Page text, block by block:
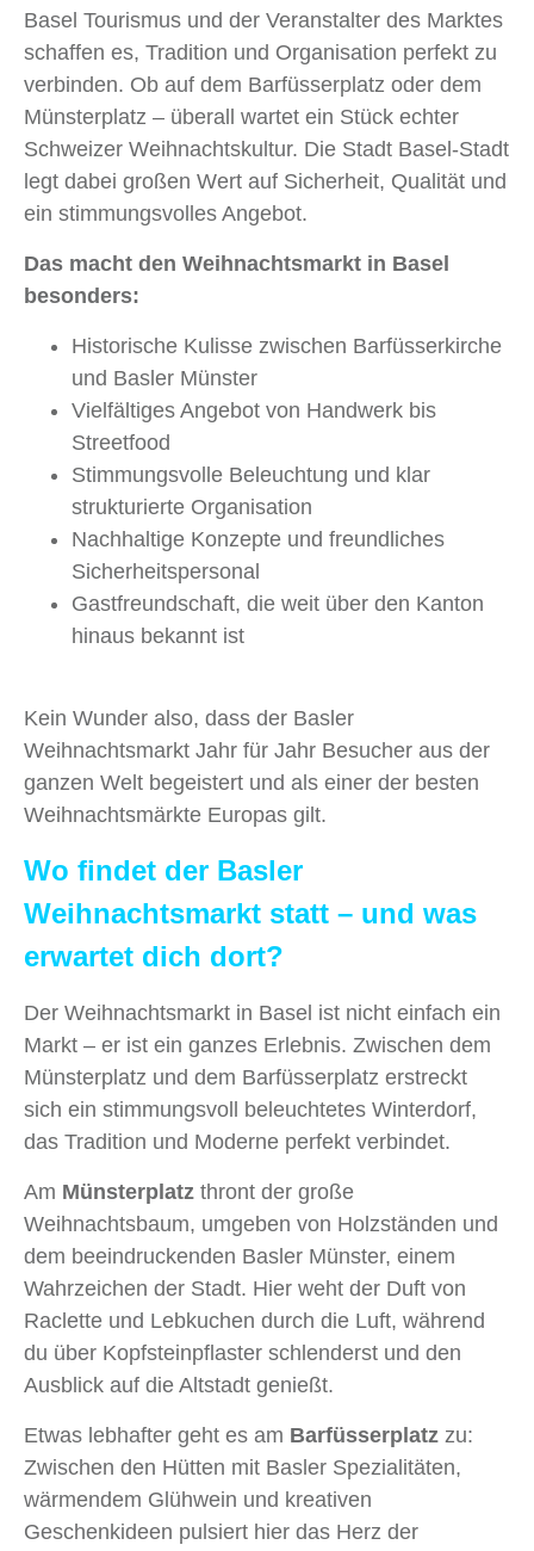
Basel Tourismus und der Veranstalter des Marktes
schaffen es, Tradition und Organisation perfekt zu
verbinden. Ob auf dem Barfüsserplatz oder dem
Münsterplatz – überall wartet ein Stück echter
Schweizer Weihnachtskultur. Die Stadt Basel-Stadt
legt dabei großen Wert auf Sicherheit, Qualität und
ein stimmungsvolles Angebot.
Das macht den Weihnachtsmarkt in Basel
besonders:
Historische Kulisse zwischen Barfüsserkirche
und Basler Münster
Vielfältiges Angebot von Handwerk bis
Streetfood
Stimmungsvolle Beleuchtung und klar
strukturierte Organisation
Nachhaltige Konzepte und freundliches
Sicherheitspersonal
Gastfreundschaft, die weit über den Kanton
hinaus bekannt ist
Kein Wunder also, dass der Basler
Weihnachtsmarkt Jahr für Jahr Besucher aus der
ganzen Welt begeistert und als einer der besten
Weihnachtsmärkte Europas gilt.
Wo findet der Basler
Weihnachtsmarkt statt – und was
erwartet dich dort?
Der Weihnachtsmarkt in Basel ist nicht einfach ein
Markt – er ist ein ganzes Erlebnis. Zwischen dem
Münsterplatz und dem Barfüsserplatz erstreckt
sich ein stimmungsvoll beleuchtetes Winterdorf,
das Tradition und Moderne perfekt verbindet.
Am Münsterplatz thront der große
Weihnachtsbaum, umgeben von Holzständen und
dem beeindruckenden Basler Münster, einem
Wahrzeichen der Stadt. Hier weht der Duft von
Raclette und Lebkuchen durch die Luft, während
du über Kopfsteinpflaster schlenderst und den
Ausblick auf die Altstadt genießt.
Etwas lebhafter geht es am Barfüsserplatz zu:
Zwischen den Hütten mit Basler Spezialitäten,
wärmendem Glühwein und kreativen
Geschenkideen pulsiert hier das Herz der